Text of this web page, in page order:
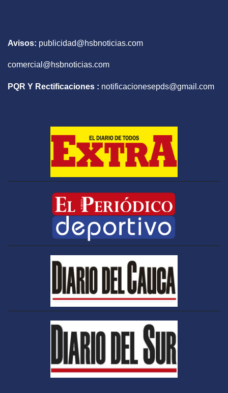
Avisos: publicidad@hsbnoticias.com
comercial@hsbnoticias.com
PQR Y Rectificaciones : notificacionesepds@gmail.com